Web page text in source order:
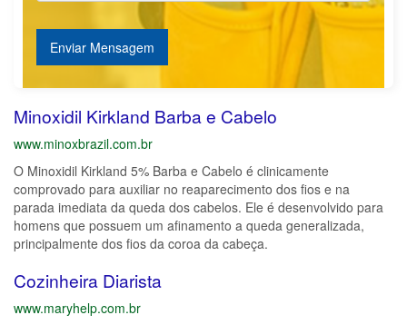
Enviar Mensagem
Minoxidil Kirkland Barba e Cabelo
www.minoxbrazil.com.br
O Minoxidil Kirkland 5% Barba e Cabelo é clinicamente
comprovado para auxiliar no reaparecimento dos fios e na
parada imediata da queda dos cabelos. Ele é desenvolvido para
homens que possuem um afinamento a queda generalizada,
principalmente dos fios da coroa da cabeça.
Cozinheira Diarista
www.maryhelp.com.br